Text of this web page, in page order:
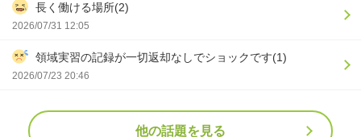
長く働ける場所(2)
2026/07/31 12:05
領域実習の記録が一切返却なしでショックです(1)
2026/07/23 20:46
他の話題を見る